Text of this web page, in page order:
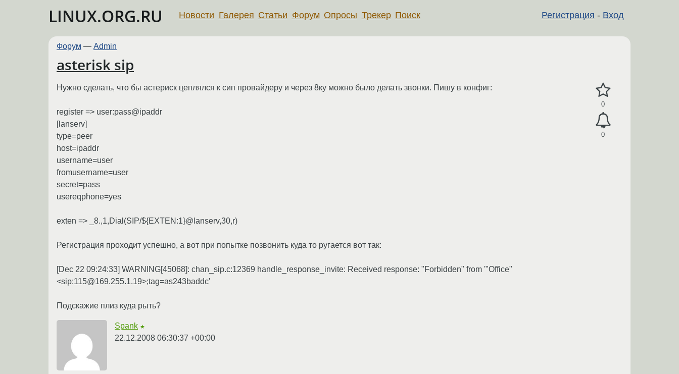
LINUX.ORG.RU Регистрация - Вход
Новости Галерея Статьи Форум Опросы Трекер Поиск
Форум — Admin
asterisk sip
0
0
Нужно сделать, что бы астериск цеплялся к сип провайдеру и через 8ку можно было делать звонки. Пишу в конфиг:
register => user:pass@ipaddr
[lanserv]
type=peer
host=ipaddr
username=user
fromusername=user
secret=pass
usereqphone=yes
exten => _8.,1,Dial(SIP/${EXTEN:1}@lanserv,30,r)
Регистрация проходит успешно, а вот при попытке позвонить куда то ругается вот так:
[Dec 22 09:24:33] WARNING[45068]: chan_sip.c:12369 handle_response_invite: Received response: "Forbidden" from '"Office"
<sip:115@169.255.1.19>;tag=as243baddc'
Подскажие плиз куда рыть?
Spank ★
22.12.2008 06:30:37 +00:00